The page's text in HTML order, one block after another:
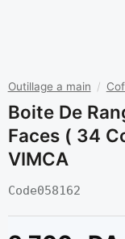
Outillage a main /
Boite De
Faces ( 34
VIMCA
Code058162